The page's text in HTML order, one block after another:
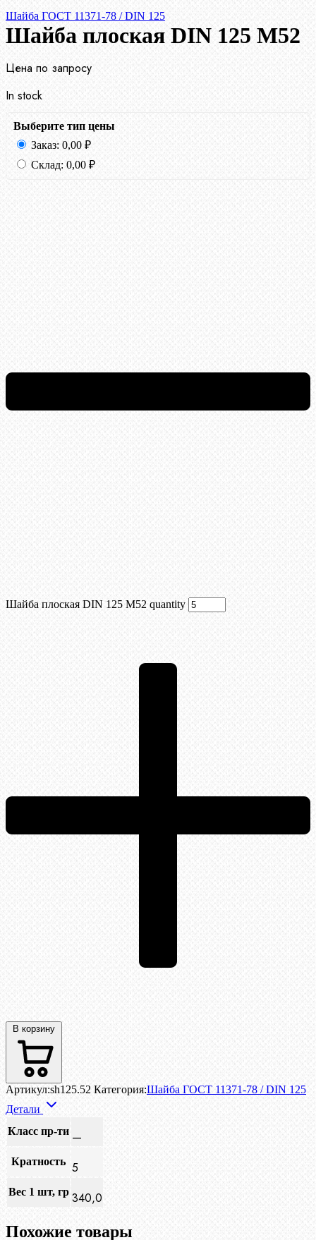
Шайба ГОСТ 11371-78 / DIN 125
Шайба плоская DIN 125 М52
Цена по запросу
In stock
Выберите тип цены
Заказ: 0,00 ₽
Склад: 0,00 ₽
Шайба плоская DIN 125 М52 quantity
В корзину
Артикул:sh125.52 Категория:Шайба ГОСТ 11371-78 / DIN 125
Детали
Класс пр-ти —
Кратность 5
Вес 1 шт, гр 340,0
Похожие товары